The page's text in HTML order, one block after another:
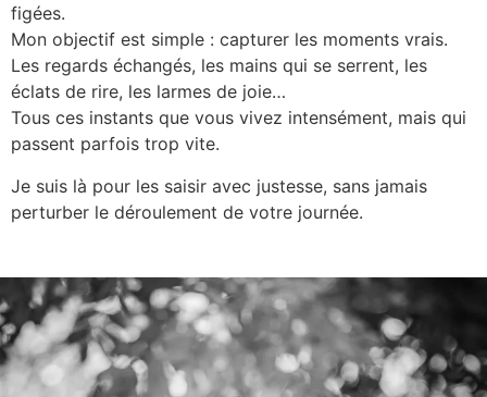
figées.
Mon objectif est simple : capturer les moments vrais.
Les regards échangés, les mains qui se serrent, les
éclats de rire, les larmes de joie…
Tous ces instants que vous vivez intensément, mais qui
passent parfois trop vite.
Je suis là pour les saisir avec justesse, sans jamais
perturber le déroulement de votre journée.